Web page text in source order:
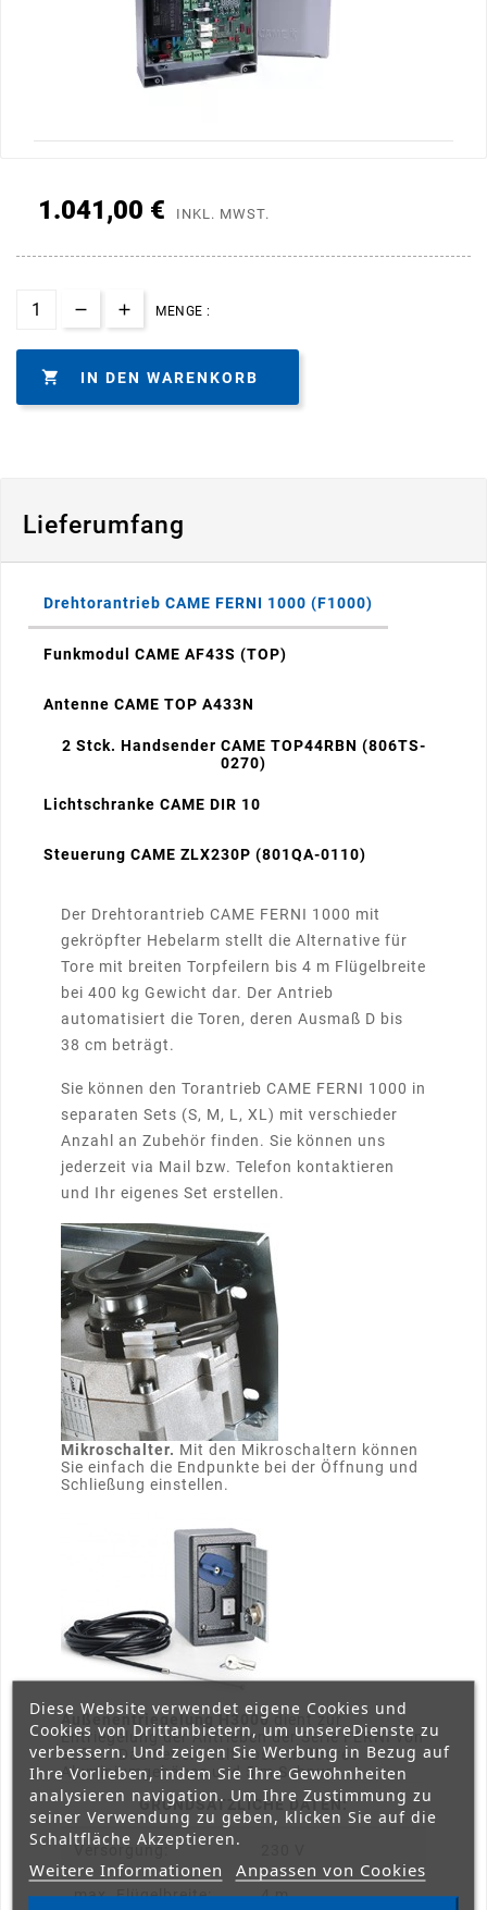
1.041,00 € INKL. MWST.
MENGE :
 IN DEN WARENKORB
Lieferumfang
Drehtorantrieb CAME FERNI 1000 (F1000)
Funkmodul CAME AF43S (TOP)
Antenne CAME TOP A433N
2 Stck. Handsender CAME TOP44RBN (806TS-
0270)
Lichtschranke CAME DIR 10
Steuerung CAME ZLX230P (801QA-0110)
Der Drehtorantrieb CAME FERNI 1000 mit
gekröpfter Hebelarm stellt die Alternative für
Tore mit breiten Torpfeilern bis 4 m Flügelbreite
bei 400 kg Gewicht dar. Der Antrieb
automatisiert die Toren, deren Ausmaß D bis
38 cm beträgt.
Sie können den Torantrieb CAME FERNI 1000 in
separaten Sets (S, M, L, XL) mit verschieder
Anzahl an Zubehör finden. Sie können uns
jederzeit via Mail bzw. Telefon kontaktieren
und Ihr eigenes Set erstellen.
Mikroschalter. Mit den Mikroschaltern können
Sie einfach die Endpunkte bei der Öffnung und
Schließung einstellen.
Außenentriegelung H3000 dient zur
Entriegelung der Antrieben der Serie FERNI von
außen. Das Set enthält abschließbares
Aluminiumgehäuse und 5 m Schnur.
GRUNDSÄTZLICHE DATEN:
Versorgung:
max. Flügelbreite: 4 m
Diese Website verwendet eigene Cookies und
Cookies von Drittanbietern, um unsereDienste zu
verbessern. Und zeigen Sie Werbung in Bezug auf
Ihre Vorlieben, indem Sie Ihre Gewohnheiten
analysieren navigation. Um Ihre Zustimmung zu
seiner Verwendung zu geben, klicken Sie auf die
Schaltfläche Akzeptieren.
Weitere Informationen Anpassen von Cookies